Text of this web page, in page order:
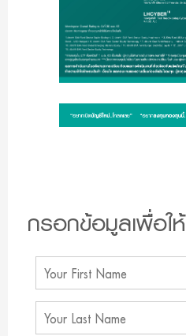
กรอกข้อมูลเพื่อใ